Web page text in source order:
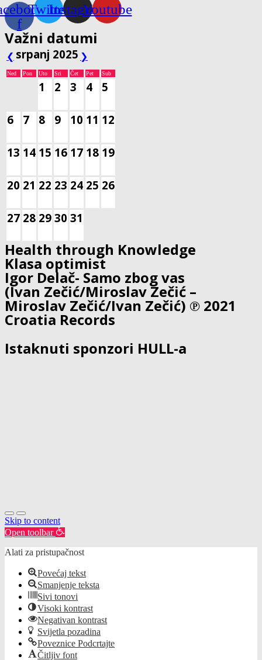
f
TwitterInstagramYoutube
Važni datumi
❮ srpanj 2025 ❯
Ned Pon Uto Sri Čet Pet Sub
1 2 3 4 5
6 7 8 9 10 11 12
13 14 15 16 17 18 19
20 21 22 23 24 25 26
27 28 29 30 31
Health through Knowledge
Klasa optimist
Igor Delač- Samo zbog vas
(Ivan Zečić/Miroslav Zečić –
Miroslav Zečić/Ivan Zečić) ℗ 2021
Croatia Records
Istaknuti sponzori HULL-a
Skip to content
Open toolbar
Alati za pristupačnost
Povećaj tekst
Smanjenje teksta
Sivi tonovi
Visoki kontrast
Negativan kontrast
Svijetla pozadina
Poveznice Podcrtajte
Čitljiv font